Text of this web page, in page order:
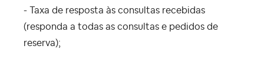
- Taxa de resposta às consultas recebidas
(responda a todas as consultas e pedidos de
reserva);